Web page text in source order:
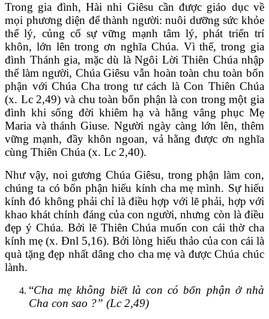
Trong gia đình, Hài nhi Giêsu cần được giáo dục về
mọi phương diện để thành người: nuôi dưỡng sức khỏe
thể lý, củng cố sự vững mạnh tâm lý, phát triển trí
khôn, lớn lên trong ơn nghĩa Chúa. Vì thế, trong gia
đình Thánh gia, mặc dù là Ngôi Lời Thiên Chúa nhập
thể làm người, Chúa Giêsu vẫn hoàn toàn chu toàn bổn
phận với Chúa Cha trong tư cách là Con Thiên Chúa
(x. Lc 2,49) và chu toàn bổn phận là con trong một gia
đình khi sống đời khiêm hạ và hằng vâng phục Mẹ
Maria và thánh Giuse. Người ngày càng lớn lên, thêm
vững mạnh, đầy khôn ngoan, vả hằng được ơn nghĩa
cùng Thiên Chúa (x. Lc 2,40).
Như vậy, noi gương Chúa Giêsu, trong phận làm con,
chúng ta có bổn phận hiếu kính cha mẹ mình. Sự hiếu
kính đó không phải chỉ là điều hợp với lẽ phải, hợp với
khao khát chính đáng của con người, nhưng còn là điều
đẹp ý Chúa. Bởi lẽ Thiên Chúa muốn con cái thờ cha
kính mẹ (x. Đnl 5,16). Bởi lòng hiếu thảo của con cái là
quà tặng đẹp nhất dâng cho cha mẹ và được Chúa chúc
lành.
“Cha mẹ không biết là con có bổn phận ở nhà
Cha con sao ?” (Lc 2,49)